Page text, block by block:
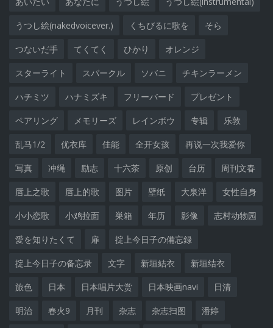
うつし絵(nakedvoicever.) くちびるに歌を そら
つないだ手 てくてく ひかり オレンジ
スターライト スパークル ソバニ チキンラーメン
ハチミツ ハナミズキ フリーバード プレゼント
ペアリング メモリーズ レインボウ 专辑 乐敦
乱马1/2 优衣库 佳能 全开女孩 再说一次我爱你
写真 冲绳 励志 十六茶 原创 台历 周刊文春
唇上之歌 唇上的歌 图片 壁纸 大泉洋 女性自身
小小恋歌 小鸡拉面 巣箱 年历 影像 志村动物园
愛を知りたくて 扉 掟上今日子の備忘録
掟上今日子の备忘录 文字 新垣結衣 新垣结衣
旅色 日本 日本唱片大赏 日本映画navi 日清
明治 春火9 月刊 杂志 杂志扫图 潘婷